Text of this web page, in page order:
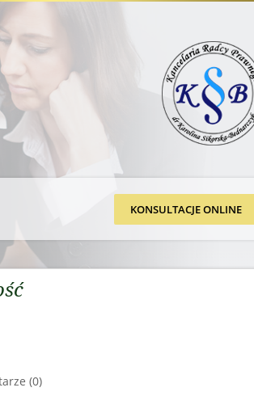
KONSULTACJE ONLINE
(0)